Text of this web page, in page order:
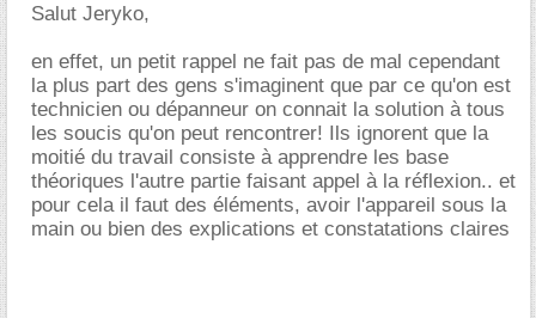
Salut Jeryko,
en effet, un petit rappel ne fait pas de mal cependant
la plus part des gens s'imaginent que par ce qu'on est
technicien ou dépanneur on connait la solution à tous
les soucis qu'on peut rencontrer! Ils ignorent que la
moitié du travail consiste à apprendre les base
théoriques l'autre partie faisant appel à la réflexion.. et
pour cela il faut des éléments, avoir l'appareil sous la
main ou bien des explications et constatations claires